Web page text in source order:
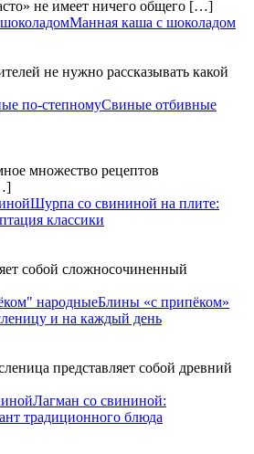
не имеет ничего общего […]
Манная каша с шоколадом
не нужно рассказывать какой
Свиные отбивные
множество рецептов
Шурпа со свининой на плите:
классики
собой сложносочиненный
Блины «с припёком»
и на каждый день
представляет собой древний
Лагман со свининой:
традиционного блюда